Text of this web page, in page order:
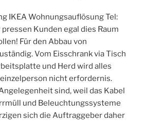
IKEA Wohnungsauflösung Tel:
Kunden egal dies Raum
Für den Abbau von
Vom Eisschrank via Tisch
und Herd wird alles
nicht erfordernis.
sind, weil das Kabel
und Beleuchtungssysteme
sich die Auftraggeber daher